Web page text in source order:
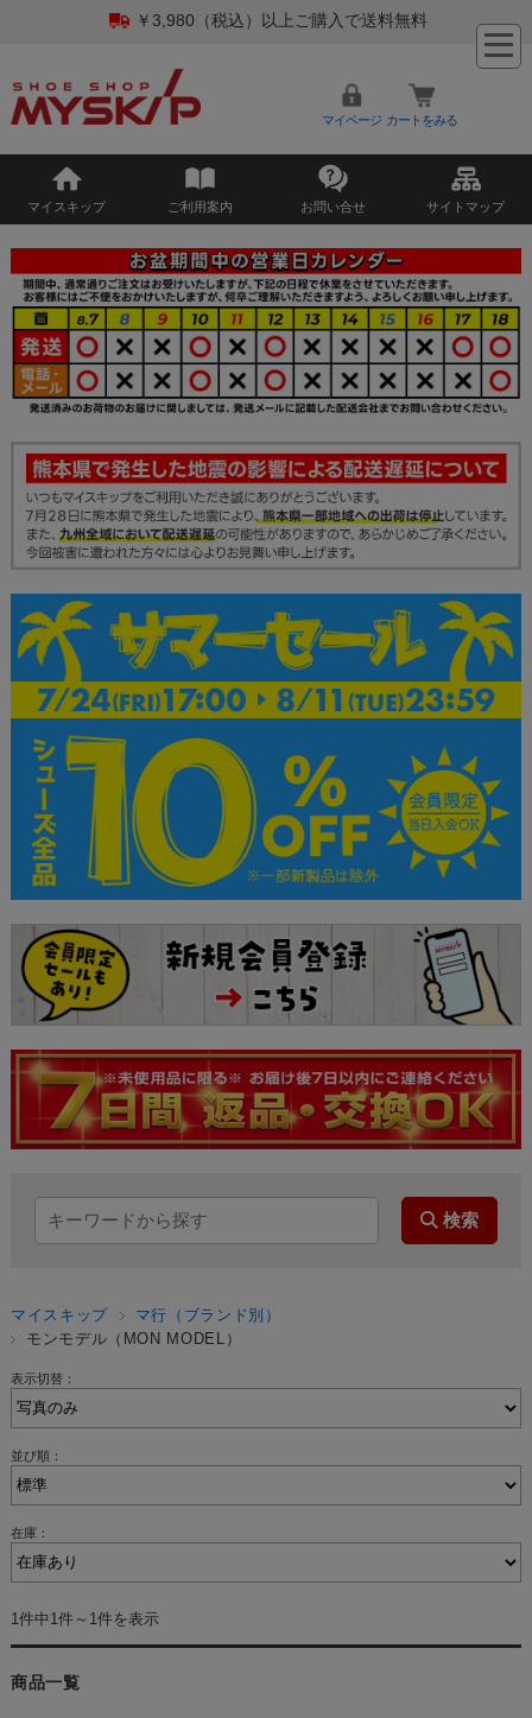
￥3,980（税込）以上ご購入で送料無料
マイページ カートをみる
マイスキップ ご利用案内 お問い合せ サイトマップ
マイスキップ
マ行（ブランド別）
モンモデル（MON MODEL）
表示切替：
並び順：
在庫：
1件中1件～1件を表示
商品一覧